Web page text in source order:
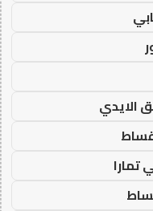
الايدي
تمارا